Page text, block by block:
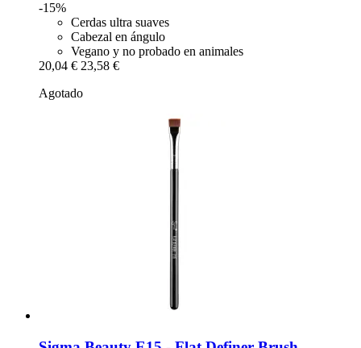
-15%
Cerdas ultra suaves
Cabezal en ángulo
Vegano y no probado en animales
20,04 € 23,58 €
Agotado